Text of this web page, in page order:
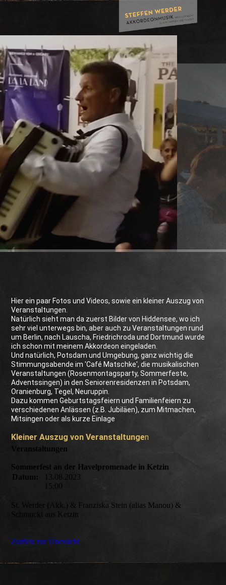
Hier ein paar Fotos und Videos, sowie ein kleiner Auszug von
Veranstaltungen.
Natürlich sieht man da zuerst Bilder von Hiddensee, wo ich
sehr viel unterwegs bin, aber auch zu Veranstaltungen rund
um Berlin, nach Lauscha, Friedrichroda und Dortmund wurde
ich schon mit meinem Akkordeon eingeladen.
Und natürlich, Potsdam und Umgebung, ganz wichtig die
Stimmungsabende im 'Café Matschke', die musikalischen
Veranstaltungen (Rosenmontagsparty, Sommerfeste,
Adventssingen) in den Seniorenresidenzen in Potsdam,
Oranienburg, Tegel, Neuruppin.
Dazu kommen Geburtstagsfeiern und Familienfeiern zu
verschiedenen Anlässen (z.B. Jubiläen), zum Mitmachen,
Mitsingen oder als kurze Einlage
Kleiner Auszug von Veranstaltungen
Veranstaltungen
Sommerfest an der Havelpromenade in Ketzin
Datum:
13.08.2023
15:00
St. Werder (Akk.) & Franziska Stein (alias Manou) &
Schmucki aus Ketzin
Zurück zur Übersicht